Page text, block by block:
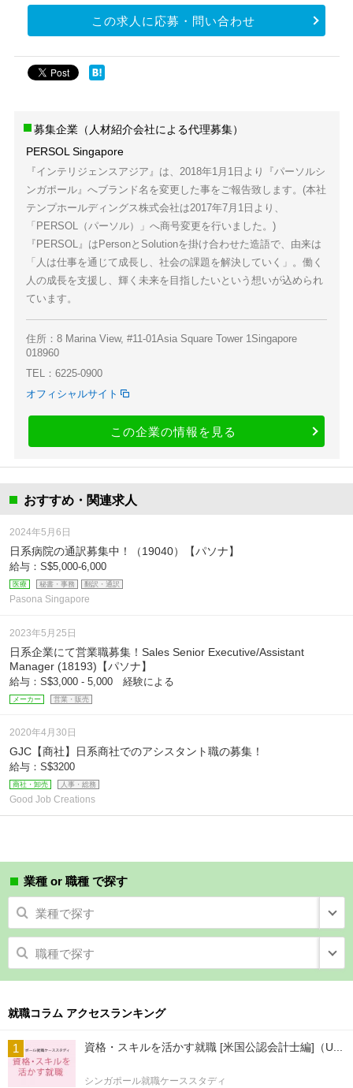
この求人に応募・問い合わせ
募集企業（人材紹介会社による代理募集）
PERSOL Singapore
『インテリジェンスアジア』は、2018年1月1日より『パーソルシ
ンガポール』へブランド名を変更した事をご報告致します。(本社
テンプホールディングス株式会社は2017年7月1日より、
「PERSOL（パーソル）」へ商号変更を行いました。)
『PERSOL』はPersonとSolutionを掛け合わせた造語で、由来は
「人は仕事を通じて成長し、社会の課題を解決していく」。働く
人の成長を支援し、輝く未来を目指したいという想いが込められ
ています。
住所：8 Marina View, #11-01Asia Square Tower 1Singapore
018960
TEL：6225-0900
オフィシャルサイト
この企業の情報を見る
おすすめ・関連求人
日系病院の通訳募集中！（19040）【パソナ】
給与：S$5,000-6,000
医療 秘書・事務 翻訳・通訳
2024年5月6日
Pasona Singapore
日系企業にて営業職募集！Sales Senior Executive/Assistant
Manager (18193)【パソナ】
給与：S$3,000 - 5,000 経験による
メーカー 営業・販売
2023年5月25日
GJC【商社】日系商社でのアシスタント職の募集！
給与：S$3200
商社・卸売 人事・総務
2020年4月30日
Good Job Creations
業種 or 職種 で探す
業種で探す
職種で探す
就職コラム アクセスランキング
資格・スキルを活かす就職 [米国公認会計士編]（U...
シンガポール就職ケーススタディ